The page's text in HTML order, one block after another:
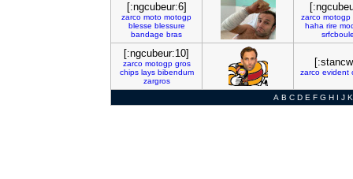
[:ngcubeur:6]
zarco moto motogp
blesse blessure
bandage bras
zarco motogp
haha rire
[:ngcubeur:10]
zarco motogp gros
chips lays bibendum
zargros
zarco evident
A B C D E F G H I J K